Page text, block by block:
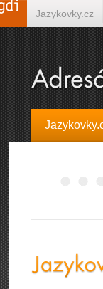
Jazykovky.cz
Španělština